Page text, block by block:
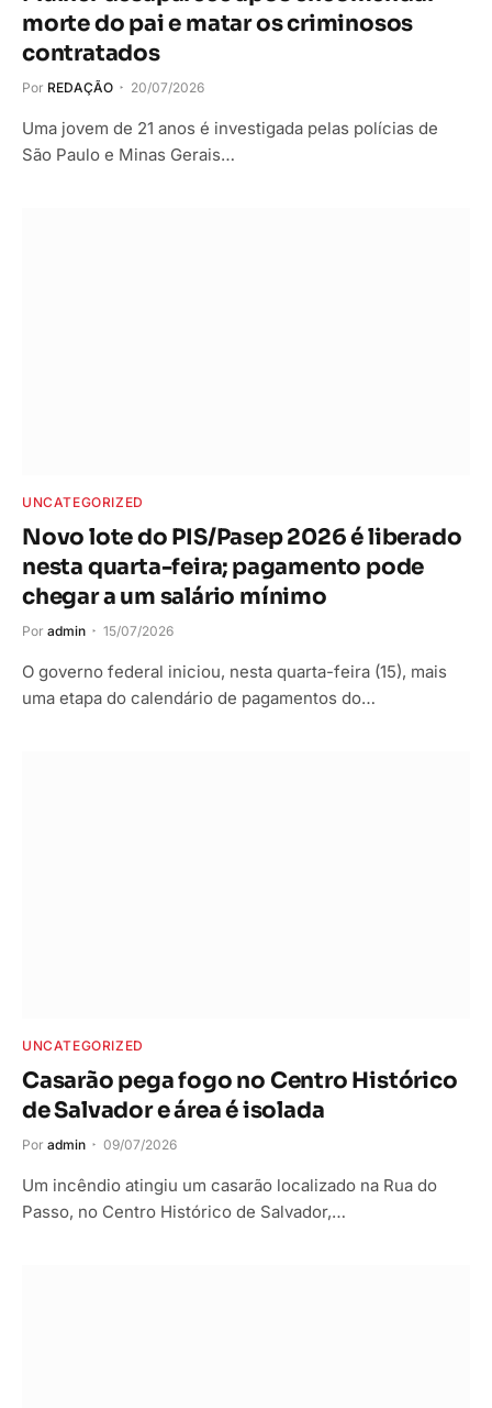
morte do pai e matar os criminosos
contratados
Por REDAÇÃO 20/07/2026
Uma jovem de 21 anos é investigada pelas polícias de
São Paulo e Minas Gerais…
UNCATEGORIZED
Novo lote do PIS/Pasep 2026 é liberado
nesta quarta-feira; pagamento pode
chegar a um salário mínimo
Por admin 15/07/2026
O governo federal iniciou, nesta quarta-feira (15), mais
uma etapa do calendário de pagamentos do…
UNCATEGORIZED
Casarão pega fogo no Centro Histórico
de Salvador e área é isolada
Por admin 09/07/2026
Um incêndio atingiu um casarão localizado na Rua do
Passo, no Centro Histórico de Salvador,…